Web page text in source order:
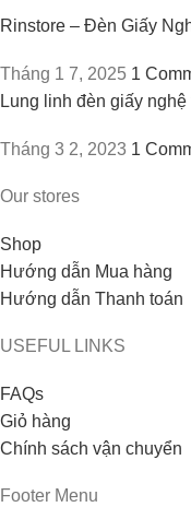
Rinstore – Đèn Giấy
Tháng 1 7, 2025 1
Lung linh đèn giấy nghệ
Tháng 3 2, 2023 1
Our stores
Shop
Hướng dẫn Mua hàng
Hướng dẫn Thanh toán
USEFUL LINKS
FAQs
Giỏ hàng
Chính sách vận chuyển
Footer Menu